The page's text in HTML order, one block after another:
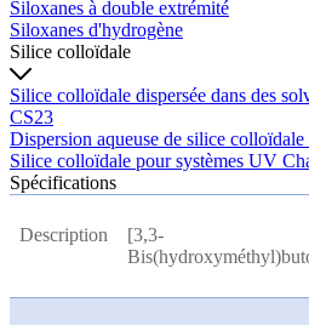
Siloxanes à double extrémité
Siloxanes d'hydrogène
Silice colloïdale
Silice colloïdale dispersée dans des
CS23
Dispersion aqueuse de silice
Silice colloïdale pour systèmes UV
Spécifications
Description
[3,3-